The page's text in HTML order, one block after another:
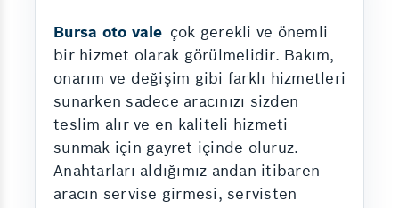
Bursa oto vale çok gerekli ve önemli
bir hizmet olarak görülmelidir. Bakım,
onarım ve değişim gibi farklı hizmetleri
sunarken sadece aracınızı sizden
teslim alır ve en kaliteli hizmeti
sunmak için gayret içinde oluruz.
Anahtarları aldığımız andan itibaren
aracın servise girmesi, servisten